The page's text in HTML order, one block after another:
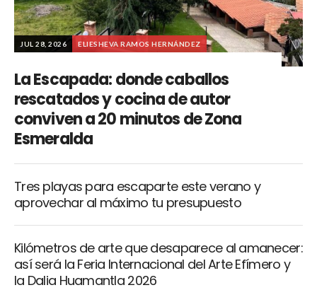
JUL 28, 2026 ELIESHEVA RAMOS HERNÁNDEZ
La Escapada: donde caballos
rescatados y cocina de autor
conviven a 20 minutos de Zona
Esmeralda
Tres playas para escaparte este verano y
aprovechar al máximo tu presupuesto
Kilómetros de arte que desaparece al amanecer:
así será la Feria Internacional del Arte Efímero y
la Dalia Huamantla 2026